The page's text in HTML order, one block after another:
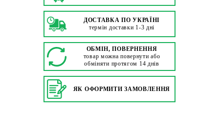
ДОСТАВКА ПО УКРАЇНІ
термін доставки 1-3 дні
ОБМІН, ПОВЕРНЕННЯ
товар можна повернути або
обміняти протягом 14 днів
ЯК ОФОРМИТИ ЗАМОВЛЕННЯ